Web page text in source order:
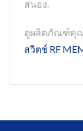
สนอง.
ดูผลิตภัณฑ์คุณ
สวิตช์ RF